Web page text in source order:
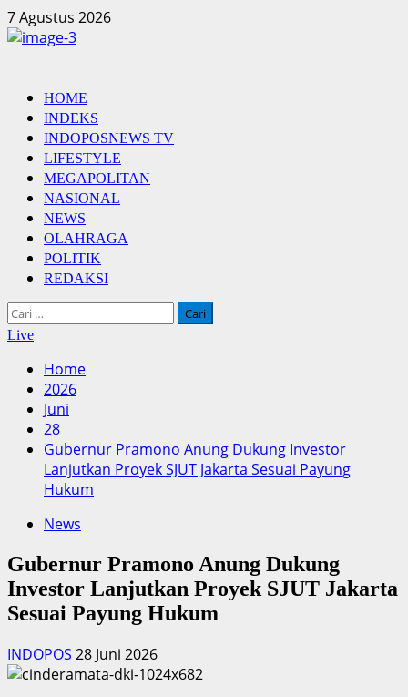
Skip
to
7 Agustus 2026
Primary
Menu
HOME
INDEKS
INDOPOSNEWS TV
LIFESTYLE
MEGAPOLITAN
NASIONAL
NEWS
OLAHRAGA
POLITIK
REDAKSI
Cari
untuk:
Live
Home
2026
Juni
28
Gubernur Pramono Anung Dukung Investor
Lanjutkan Proyek SJUT Jakarta Sesuai Payung
Hukum
News
Gubernur Pramono Anung Dukung
Investor Lanjutkan Proyek SJUT Jakarta
Sesuai Payung Hukum
INDOPOS 28 Juni 2026